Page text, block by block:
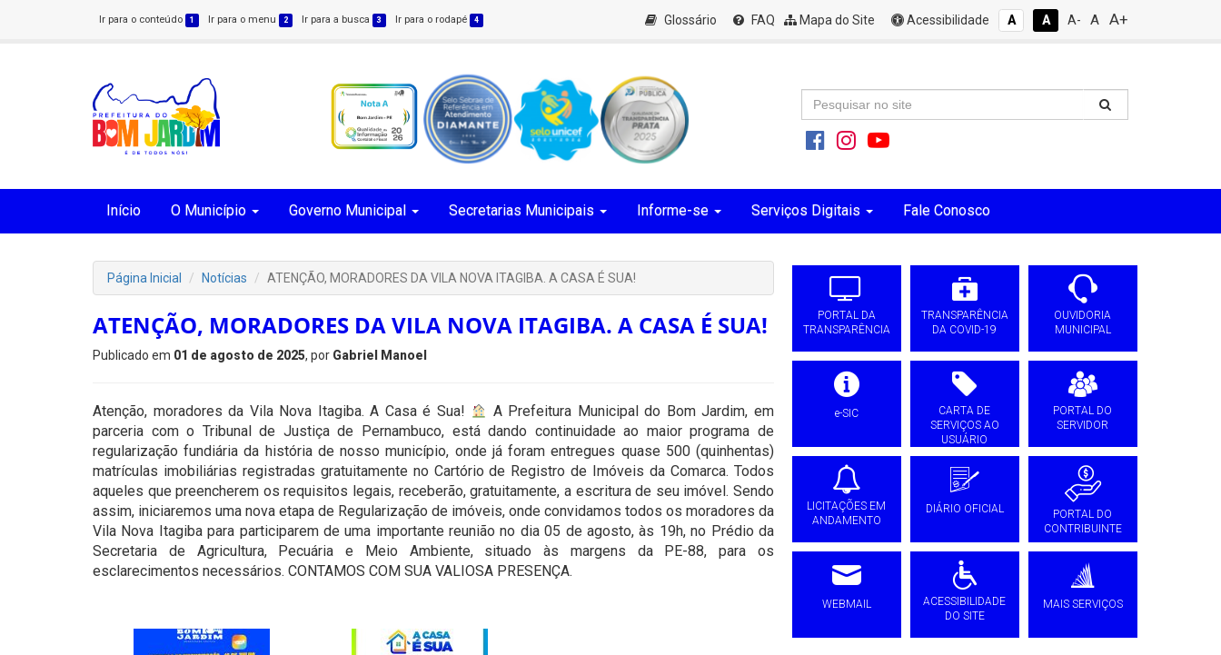
Ir para o conteúdo 1 Ir para o menu 2 Ir para a busca 3 Ir para o rodapé 4 Glossário FAQ Mapa do Site Acessibilidade A A A- A A+
Início O Município Governo Municipal Secretarias Municipais Informe-se Serviços Digitais Fale Conosco
Página Inicial Notícias ATENÇÃO, MORADORES DA VILA NOVA ITAGIBA. A CASA É SUA!
ATENÇÃO, MORADORES DA VILA NOVA ITAGIBA. A CASA É SUA!
Publicado em 01 de agosto de 2025, por Gabriel Manoel
Atenção, moradores da Vila Nova Itagiba. A Casa é Sua!
A Prefeitura Municipal do Bom Jardim, em
parceria com o Tribunal de Justiça de Pernambuco, está dando continuidade ao maior programa de
regularização fundiária da história de nosso município, onde já foram entregues quase 500 (quinhentas)
matrículas imobiliárias registradas gratuitamente no Cartório de Registro de Imóveis da Comarca. Todos
aqueles que preencherem os requisitos legais, receberão, gratuitamente, a escritura de seu imóvel. Sendo
assim, iniciaremos uma nova etapa de Regularização de imóveis, onde convidamos todos os moradores da
Vila Nova Itagiba para participarem de uma importante reunião no dia 05 de agosto, às 19h, no Prédio da
Secretaria de Agricultura, Pecuária e Meio Ambiente, situado às margens da PE-88, para os
esclarecimentos necessários. CONTAMOS COM SUA VALIOSA PRESENÇA.
PORTAL DA
TRANSPARÊNCIA
TRANSPARÊNCIA
DA COVID-19
OUVIDORIA
MUNICIPAL
e-SIC
CARTA DE
SERVIÇOS AO
USUÁRIO
PORTAL DO
SERVIDOR
LICITAÇÕES EM
ANDAMENTO
DIÁRIO OFICIAL
PORTAL DO
CONTRIBUINTE
WEBMAIL
ACESSIBILIDADE
DO SITE
MAIS SERVIÇOS